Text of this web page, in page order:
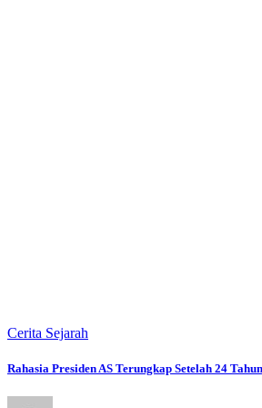
Cerita Sejarah
Rahasia Presiden AS Terungkap Setelah 24